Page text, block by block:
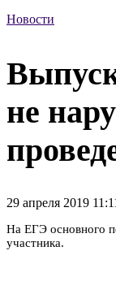
Новости
не
29 апреля 2019
На ЕГЭ основного
участника.